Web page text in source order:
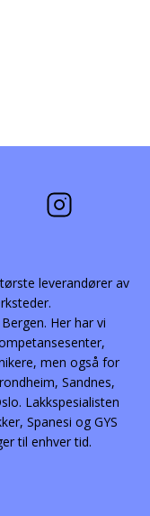
leverandører av
Her har vi
men også for
Sandnes,
Lakkspesialisten
Spanesi og GYS
til enhver tid.